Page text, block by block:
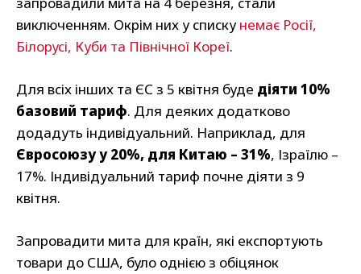
виключенням. Окрім них у списку немає Росії,
Білорусі, Куби та Північної Кореї.
Для всіх інших та ЄС з 5 квітня буде діяти 10%
базовий тариф. Для деяких додатково
додадуть індивідуальний. Наприклад, для
Євросоюзу у 20%, для Китаю – 31%, Ізраїлю –
17%. Індивідуальний тариф почне діяти з 9
квітня.
Запровадити мита для країн, які експортують
товари до США, було однією з обіцянок